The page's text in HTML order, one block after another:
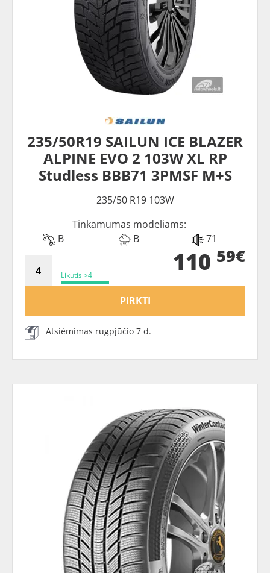
235/50R19 SAILUN ICE BLAZER
ALPINE EVO 2 103W XL RP
Studless BBB71 3PMSF M+S
235/50 R19 103W
Tinkamumas modeliams:
B
B 71
Likutis >4 110 59€
PIRKTI
Atsiėmimas rugpjūčio 7 d.